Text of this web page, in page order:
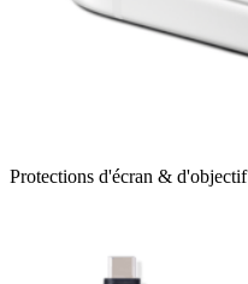
Protections d'écran & d'objectif